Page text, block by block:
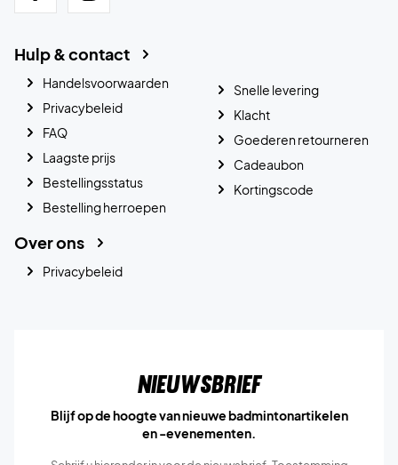
Hulp & contact
Handelsvoorwaarden
Privacybeleid
FAQ
Laagste prijs
Bestellingsstatus
Bestelling herroepen
Snelle levering
Klacht
Goederen retourneren
Cadeaubon
Kortingscode
Over ons
Privacybeleid
Nieuwsbrief
Blijf op de hoogte van nieuwe badmintonartikelen
en -evenementen.